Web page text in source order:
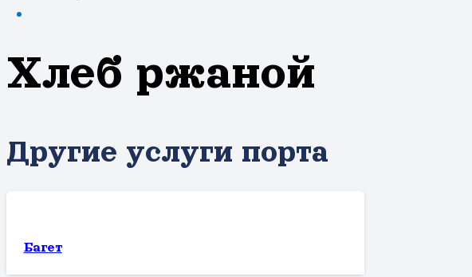
Хлеб ржаной
Другие услуги порта
Багет